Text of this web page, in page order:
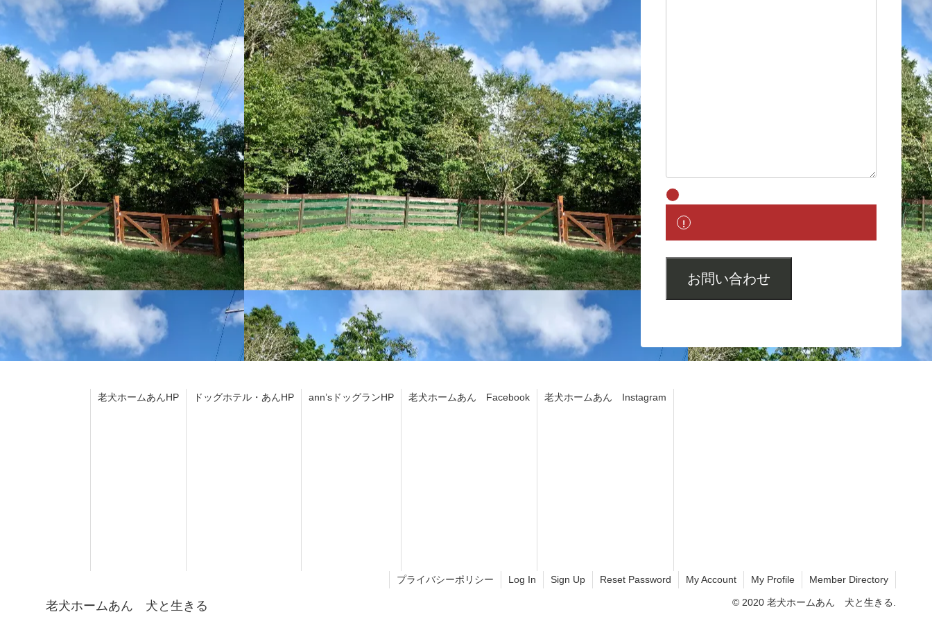
お問い合わせ
老犬ホームあん 犬と生きる
老犬ホームあんHP ドッグホテル・あんHP ann’sドッグランHP 老犬ホームあん Facebook 老犬ホームあん Instagram
プライバシーポリシー Log In Sign Up Reset Password My Account My Profile Member Directory
© 2020 老犬ホームあん 犬と生きる.